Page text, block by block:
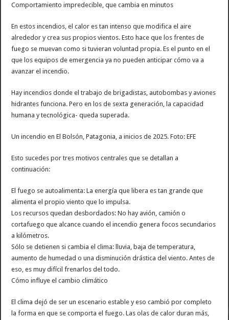
Comportamiento impredecible, que cambia en minutos
En estos incendios, el calor es tan intenso que modifica el aire
alrededor y crea sus propios vientos. Esto hace que los frentes de
fuego se muevan como si tuvieran voluntad propia. Es el punto en el
que los equipos de emergencia ya no pueden anticipar cómo va a
avanzar el incendio.
Hay incendios donde el trabajo de brigadistas, autobombas y aviones
hidrantes funciona. Pero en los de sexta generación, la capacidad
humana y tecnológica- queda superada.
Un incendio en El Bolsón, Patagonia, a inicios de 2025. Foto: EFE
Esto sucedes por tres motivos centrales que se detallan a
continuación:
El fuego se autoalimenta: La energía que libera es tan grande que
alimenta el propio viento que lo impulsa.
Los recursos quedan desbordados: No hay avión, camión o
cortafuego que alcance cuando el incendio genera focos secundarios
a kilómetros.
Sólo se detienen si cambia el clima: lluvia, baja de temperatura,
aumento de humedad o una disminución drástica del viento. Antes de
eso, es muy difícil frenarlos del todo.
Cómo influye el cambio climático
El clima dejó de ser un escenario estable y eso cambió por completo
la forma en que se comporta el fuego. Las olas de calor duran más,